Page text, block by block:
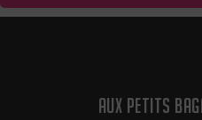
AUX PETITS